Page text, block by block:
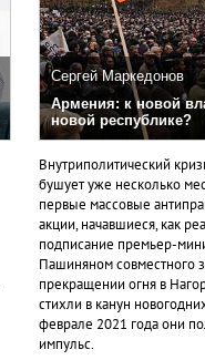
Сергей Маркедонов
Армения: к новой
новой республике?
Внутриполитический
бушует уже несколько
первые массовые
акции, начавшиеся, как
подписание премьер-
Пашиняном совместного
прекращении огня в
стихли в канун
феврале 2021 года они
импульс.